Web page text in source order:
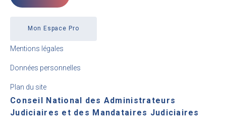
Mon Espace Pro
Mentions légales
Données personnelles
Plan du site
Conseil National des Administrateurs
Judiciaires et des Mandataires Judiciaires